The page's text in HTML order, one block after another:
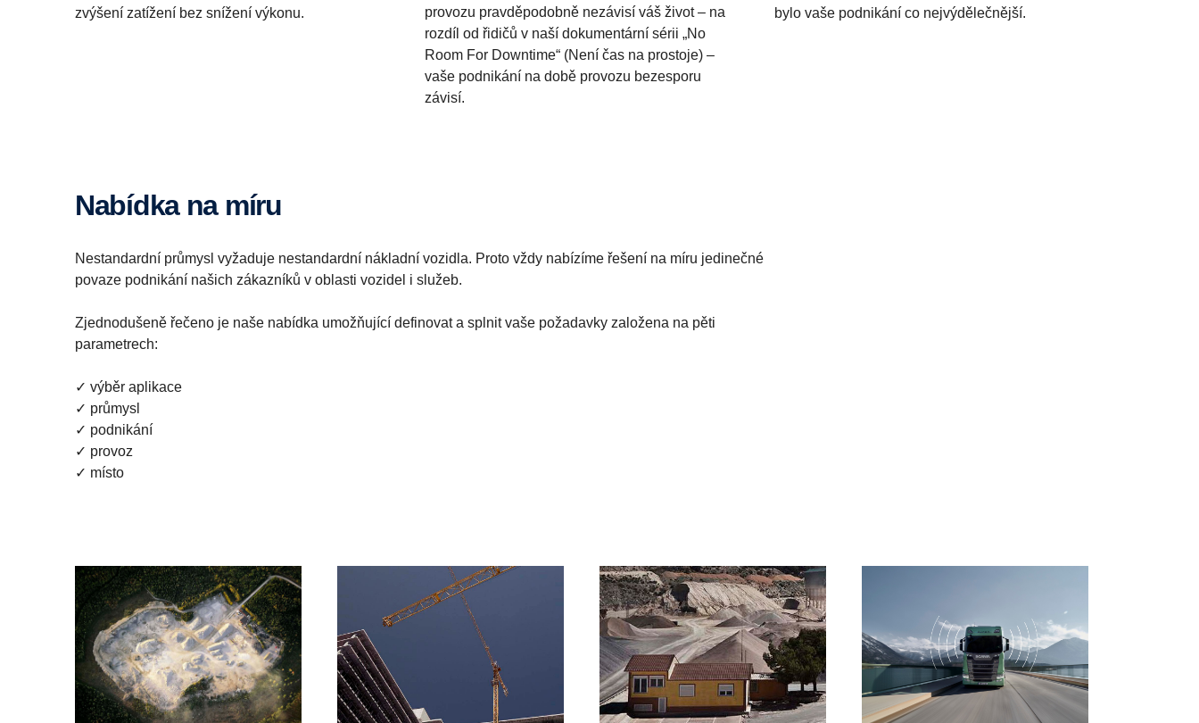
zvýšení zatížení bez snížení výkonu.
provozu pravděpodobně nezávisí váš život – na
rozdíl od řidičů v naší dokumentární sérii „No
Room For Downtime“ (Není čas na prostoje) –
vaše podnikání na době provozu bezesporu
závisí.
bylo vaše podnikání co nejvýdělečnější.
Nabídka na míru
Nestandardní průmysl vyžaduje nestandardní nákladní vozidla. Proto vždy nabízíme řešení na míru jedinečné
povaze podnikání našich zákazníků v oblasti vozidel i služeb.
Zjednodušeně řečeno je naše nabídka umožňující definovat a splnit vaše požadavky založena na pěti
parametrech:
✓ výběr aplikace
✓ průmysl
✓ podnikání
✓ provoz
✓ místo